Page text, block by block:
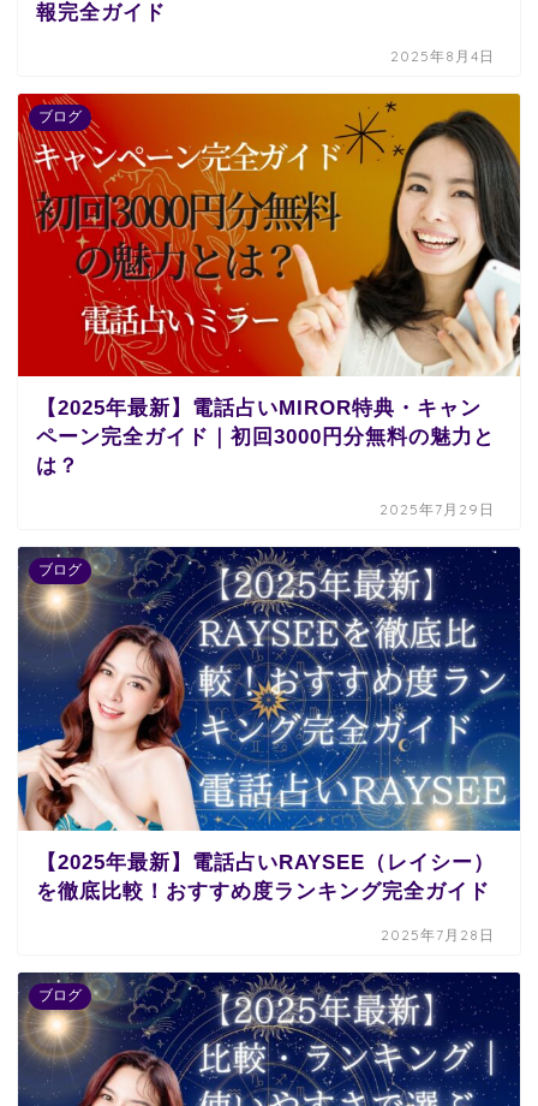
報完全ガイド
2025年8月4日
ブログ
【2025年最新】電話占いMIROR特典・キャン
ペーン完全ガイド｜初回3000円分無料の魅力と
は？
2025年7月29日
ブログ
【2025年最新】電話占いRAYSEE（レイシー）
を徹底比較！おすすめ度ランキング完全ガイド
2025年7月28日
ブログ